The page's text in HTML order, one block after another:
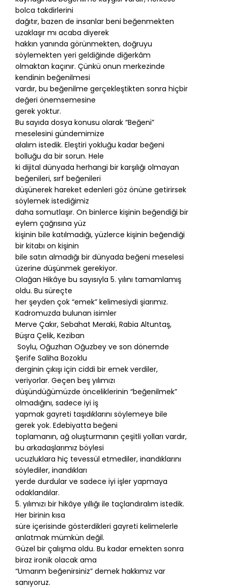
bolca takdirlerini
dağıtır, bazen de insanlar beni beğenmekten
uzaklaşır mı acaba diyerek
hakkın yanında görünmekten, doğruyu
söylemekten yeri geldiğinde diğerkâm
olmaktan kaçınır. Çünkü onun merkezinde
kendinin beğenilmesi
vardır, bu beğenilme gerçekleştikten sonra hiçbir
değeri önemsemesine
gerek yoktur.
Bu sayıda dosya konusu olarak “Beğeni”
meselesini gündemimize
alalım istedik. Eleştiri yokluğu kadar beğeni
bolluğu da bir sorun. Hele
ki dijital dünyada herhangi bir karşılığı olmayan
beğenileri, sırf beğenileri
düşünerek hareket edenleri göz önüne getirirsek
söylemek istediğimiz
daha somutlaşır. On binlerce kişinin beğendiği bir
eylem çağrısına yüz
kişinin bile katılmadığı, yüzlerce kişinin beğendiği
bir kitabı on kişinin
bile satın almadığı bir dünyada beğeni meselesi
üzerine düşünmek gerekiyor.
Olağan Hikâye bu sayısıyla 5. yılını tamamlamış
oldu. Bu süreçte
her şeyden çok “emek” kelimesiydi şiarımız.
Kadromuzda bulunan isimler
Merve Çakır, Sebahat Meraki, Rabia Altuntaş,
Büşra Çelik, Keziban
Soylu, Oğuzhan Oğuzbey ve son dönemde
Şerife Saliha Bozoklu
derginin çıkışı için ciddi bir emek verdiler,
veriyorlar. Geçen beş yılımızı
düşündüğümüzde önceliklerinin “beğenilmek”
olmadığını, sadece iyi iş
yapmak gayreti taşıdıklarını söylemeye bile
gerek yok. Edebiyatta beğeni
toplamanın, ağ oluşturmanın çeşitli yolları vardır,
bu arkadaşlarımız böylesi
ucuzluklara hiç tevessül etmediler, inandıklarını
söylediler, inandıkları
yerde durdular ve sadece iyi işler yapmaya
odaklandılar.
5. yılımızı bir hikâye yıllığı ile taçlandıralım istedik.
Her birinin kısa
süre içerisinde gösterdikleri gayreti kelimelerle
anlatmak mümkün değil.
Güzel bir çalışma oldu. Bu kadar emekten sonra
biraz ironik olacak ama
“Umarım beğenirsiniz” demek hakkımız var
sanıyoruz.